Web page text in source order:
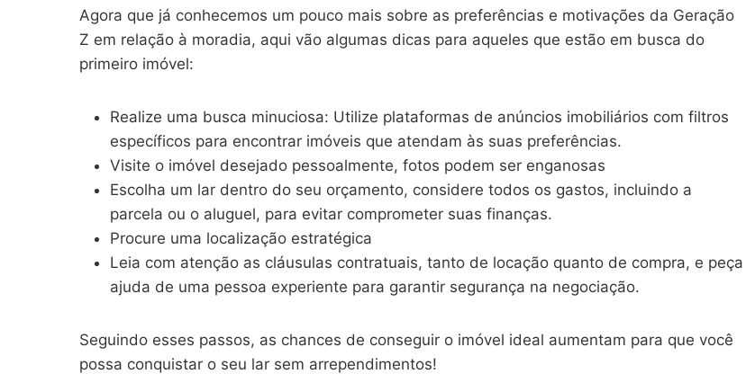
Agora que já conhecemos um pouco mais sobre as preferências e motivações da Geração
Z em relação à moradia, aqui vão algumas dicas para aqueles que estão em busca do
primeiro imóvel:
Realize uma busca minuciosa: Utilize plataformas de anúncios imobiliários com filtros
específicos para encontrar imóveis que atendam às suas preferências.
Visite o imóvel desejado pessoalmente, fotos podem ser enganosas
Escolha um lar dentro do seu orçamento, considere todos os gastos, incluindo a
parcela ou o aluguel, para evitar comprometer suas finanças.
Procure uma localização estratégica
Leia com atenção as cláusulas contratuais, tanto de locação quanto de compra, e peça
ajuda de uma pessoa experiente para garantir segurança na negociação.
Seguindo esses passos, as chances de conseguir o imóvel ideal aumentam para que você
possa conquistar o seu lar sem arrependimentos!